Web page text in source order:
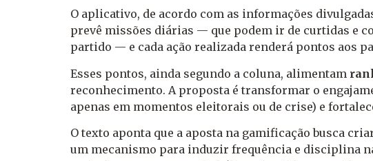
O aplicativo, de acordo com as informações
prevê missões diárias — que podem ir de curtidas e
partido — e cada ação realizada renderá pontos aos
Esses pontos, ainda segundo a coluna, alimentam
reconhecimento. A proposta é transformar o
apenas em momentos eleitorais ou de crise) e
O texto aponta que a aposta na gamificação busca
um mecanismo para induzir frequência e disciplina